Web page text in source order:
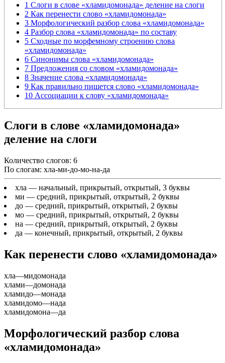
1 Слоги в слове «хламидомонада» деление на слоги
2 Как перенести слово «хламидомонада»
3 Морфологический разбор слова «хламидомонада»
4 Разбор слова «хламидомонада» по составу
5 Сходные по морфемному строению слова
«хламидомонада»
6 Синонимы слова «хламидомонада»
7 Предложения со словом «хламидомонада»
8 Значение слова «хламидомонада»
9 Как правильно пишется слово «хламидомонада»
10 Ассоциации к слову «хламидомонада»
Слоги в слове «хламидомонада»
деление на слоги
Количество слогов: 6
По слогам: хла-ми-до-мо-на-да
хла — начальный, прикрытый, открытый, 3 буквы
ми — средний, прикрытый, открытый, 2 буквы
до — средний, прикрытый, открытый, 2 буквы
мо — средний, прикрытый, открытый, 2 буквы
на — средний, прикрытый, открытый, 2 буквы
да — конечный, прикрытый, открытый, 2 буквы
Как перенести слово «хламидомонада»
хла—мидомонада
хлами—домонада
хламидо—монада
хламидомо—нада
хламидомона—да
Морфологический разбор слова
«хламидомонада»